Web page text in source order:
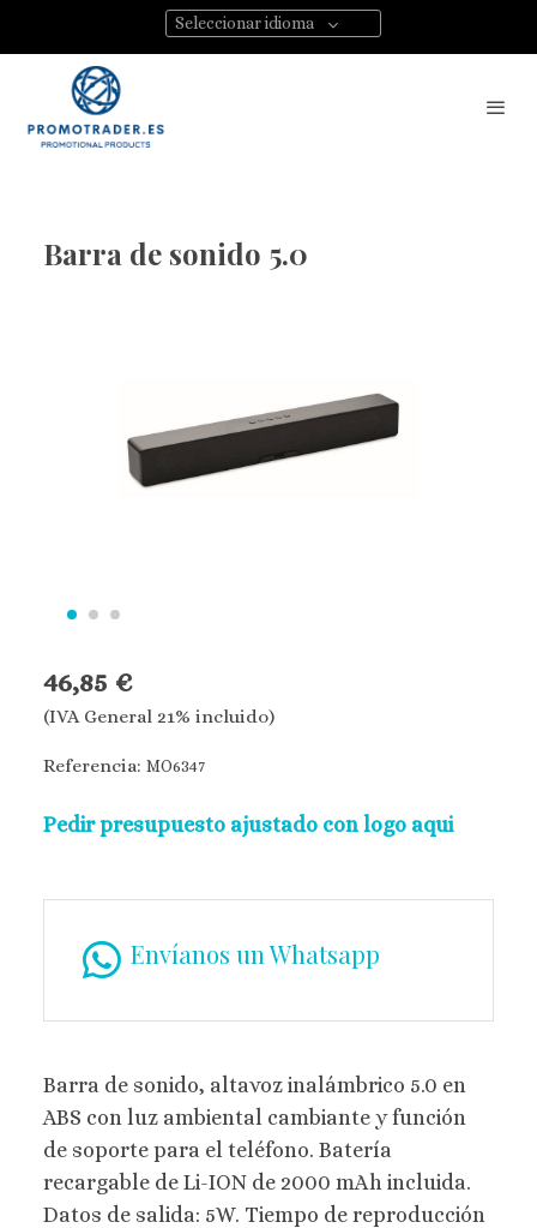
Seleccionar idioma
Barra de sonido 5.0
46,85 €
(IVA General 21% incluido)
Referencia: MO6347
Pedir presupuesto ajustado con logo aqui
Envíanos un Whatsapp
Barra de sonido, altavoz inalámbrico 5.0 en
ABS con luz ambiental cambiante y función
de soporte para el teléfono. Batería
recargable de Li-ION de 2000 mAh incluida.
Datos de salida: 5W. Tiempo de reproducción